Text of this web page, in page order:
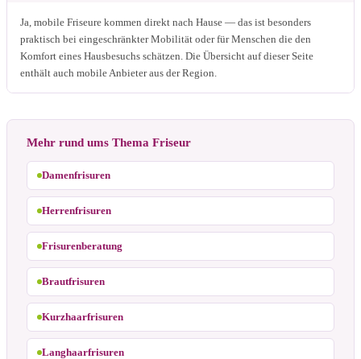
Ja, mobile Friseure kommen direkt nach Hause — das ist besonders
praktisch bei eingeschränkter Mobilität oder für Menschen die den
Komfort eines Hausbesuchs schätzen. Die Übersicht auf dieser Seite
enthält auch mobile Anbieter aus der Region.
Mehr rund ums Thema Friseur
Damenfrisuren
Herrenfrisuren
Frisurenberatung
Brautfrisuren
Kurzhaarfrisuren
Langhaarfrisuren